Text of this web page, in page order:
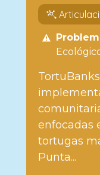
enfocadas
tortugas
Punta...